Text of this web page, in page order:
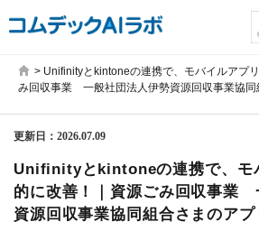
> Unifinityとkintoneの連携で、モバイルアプ
み回収事業 一般社団法人伊勢資源回収事業協同
更新日： 2026.07.09
Unifinityとkintoneの連携で、モ
的に改善！｜資源ごみ回収事業
資源回収事業協同組合さまのアプ